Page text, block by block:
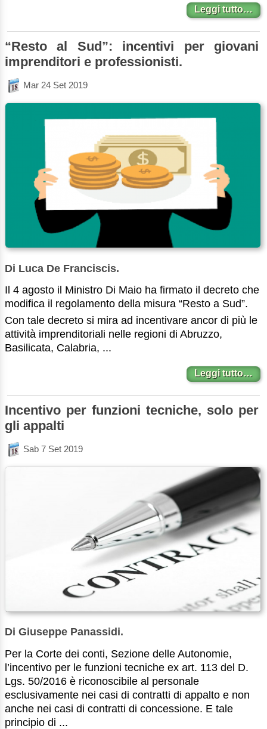
Leggi tutto…
“Resto al Sud”: incentivi per giovani
imprenditori e professionisti.
Mar 24 Set 2019
Di Luca De Franciscis.
Il 4 agosto il Ministro Di Maio ha firmato il decreto che
modifica il regolamento della misura “Resto a Sud”.
Con tale decreto si mira ad incentivare ancor di più le
attività imprenditoriali nelle regioni di Abruzzo,
Basilicata, Calabria, ...
Leggi tutto…
Incentivo per funzioni tecniche, solo per
gli appalti
Sab 7 Set 2019
Di Giuseppe Panassidi.
Per la Corte dei conti, Sezione delle Autonomie,
l’incentivo per le funzioni tecniche ex art. 113 del D.
Lgs. 50/2016 è riconoscibile al personale
esclusivamente nei casi di contratti di appalto e non
anche nei casi di contratti di concessione. E tale
principio di ...